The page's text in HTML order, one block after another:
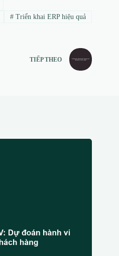
#Triển khai ERP hiệu quả
TIẾP THEO